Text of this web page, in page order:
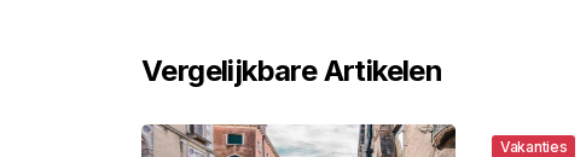
Vergelijkbare Artikelen
Vakanties